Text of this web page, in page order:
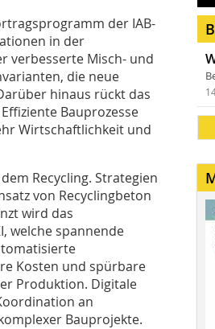
der IAB-
in der
verbesserte Misch- und
die neue
hinaus rückt das
Bauprozesse
Wirtschaftlichkeit und
Recycling. Strategien
von Recyclingbeton
wird das
welche spannende
Kosten und spürbare
Produktion. Digitale
an
Bauprojekte.